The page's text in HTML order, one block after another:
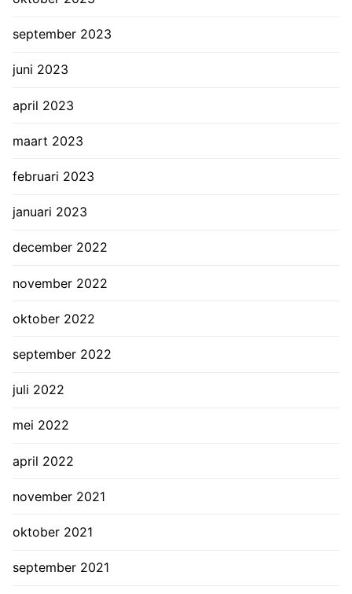
september 2023
juni 2023
april 2023
maart 2023
februari 2023
januari 2023
december 2022
november 2022
oktober 2022
september 2022
juli 2022
mei 2022
april 2022
november 2021
oktober 2021
september 2021